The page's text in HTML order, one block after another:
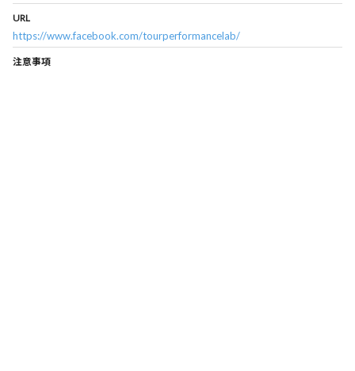
URL
https://www.facebook.com/tourperformancelab/
注意事項